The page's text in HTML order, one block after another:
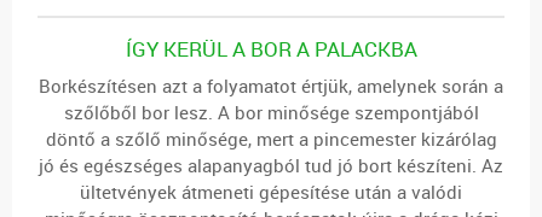
ÍGY KERÜL A BOR A PALACKBA
Borkészítésen azt a folyamatot értjük, amelynek során a
szőlőből bor lesz. A bor minősége szempontjából
döntő a szőlő minősége, mert a pincemester kizárólag
jó és egészséges alapanyagból tud jó bort készíteni. Az
ültetvények átmeneti gépesítése után a valódi